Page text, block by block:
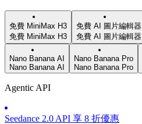
免費 MiniMax H3
免費 MiniMax H3
免費 AI 圖片編輯器
免費 AI 圖片編輯器
Nano Banana AI
Nano Banana AI
Nano Banana Pro
Nano Banana Pro
Agentic API
Seedance 2.0 API 享 8 折優惠